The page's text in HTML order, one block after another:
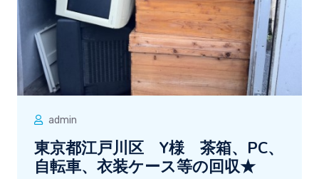
admin
東京都江戸川区 Y様 茶箱、PC、
自転車、衣装ケース等の回収★